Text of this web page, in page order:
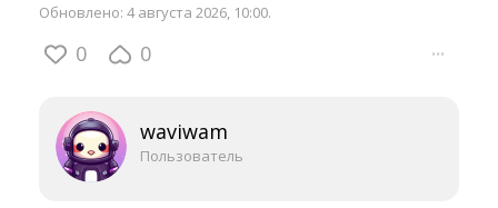
Обновлено: 4 августа 2026, 10:00.
0 0 ···
waviwam
Пользователь